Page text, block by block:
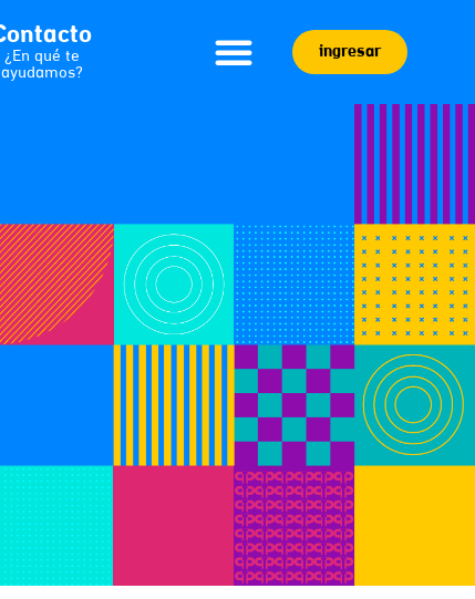
¿En qué te
ayudamos?
ingresar